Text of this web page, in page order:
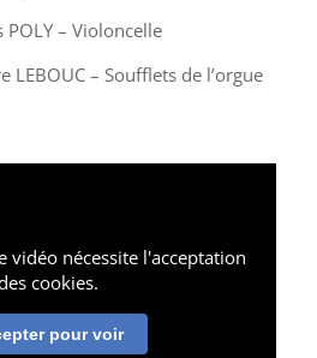
POLY – Violoncelle
LEBOUC – Soufflets de l’orgue
vidéo nécessite l'acceptation
cookies.
pour voir